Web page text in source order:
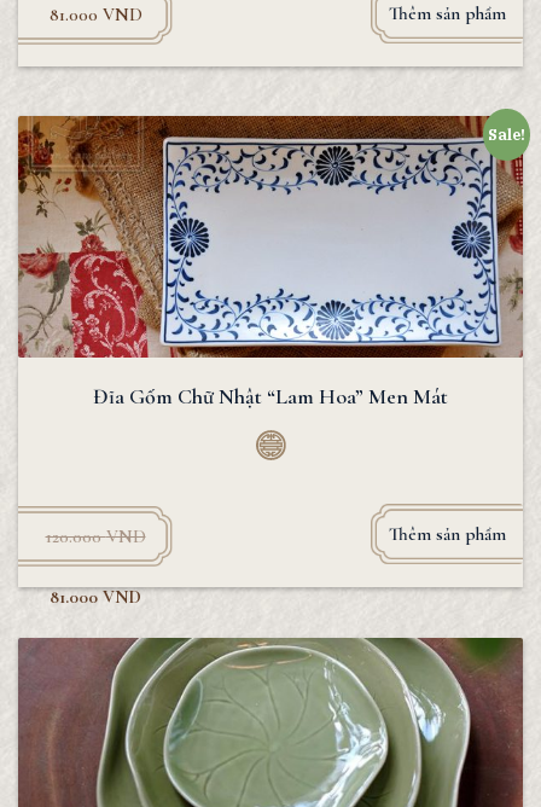
81.000 VND Thêm sản phẩm
Sale!
Đĩa Gốm Chữ Nhật “Lam Hoa” Men Mát
120.000VND
81.000VND
Thêm sản phẩm